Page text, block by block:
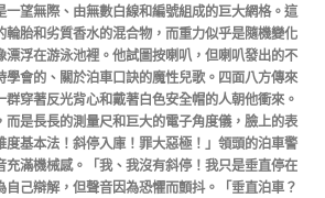
一望無際、由無數白線和編號組成的巨大網格。這
輪胎和劣質香水的混合物，而重力似乎是隨機變化
漂浮在游泳池裡。他試圖按喇叭，但喇叭發出的不
學會的、關於泊車口訣的魔性兒歌。四面八方傳來
穿著反光背心和戴著白色安全帽的人朝他衝來。
而是長長的測量尺和巨大的電子角度儀，臉上的表
度基本法！斜停入庫！罪大惡極！」領頭的泊車警
充滿機械感。「我、我沒有斜停！我只是垂直停在
己辯解，但聲音因為恐懼而顫抖。「垂直泊車？